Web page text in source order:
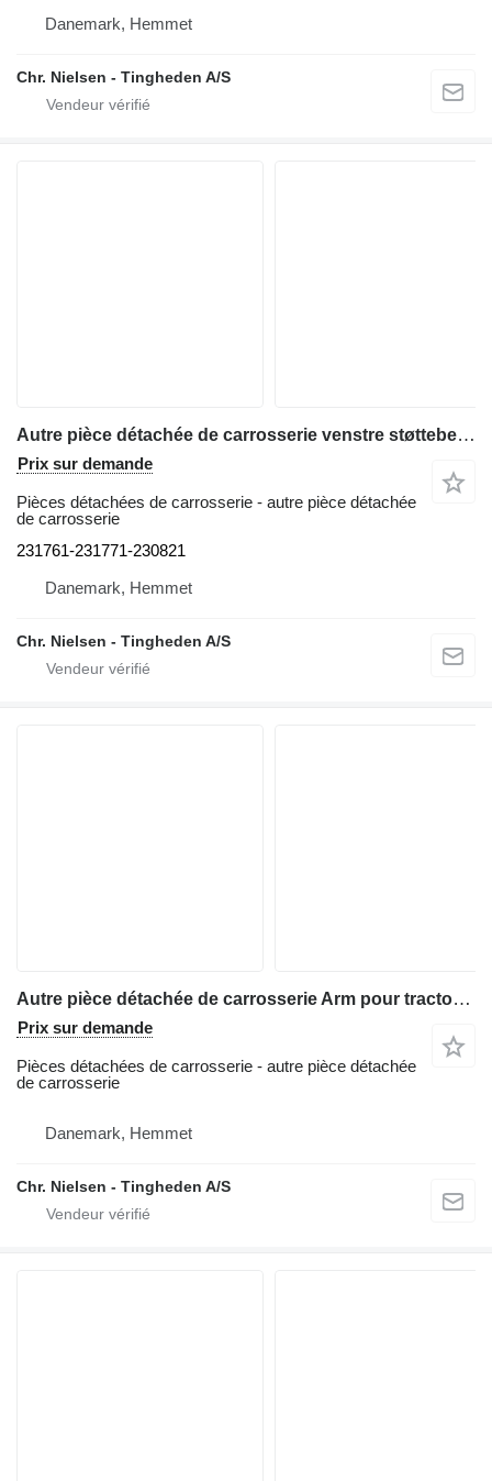
Danemark, Hemmet
Chr. Nielsen - Tingheden A/S
Autre pièce détachée de carrosserie venstre støtteben 231761-231771-230821 pour tractopelle Hydrema 806
Prix sur demande
Pièces détachées de carrosserie - autre pièce détachée
de carrosserie
231761-231771-230821
Danemark, Hemmet
Chr. Nielsen - Tingheden A/S
Autre pièce détachée de carrosserie Arm pour tractopelle Hydrema 805
Prix sur demande
Pièces détachées de carrosserie - autre pièce détachée
de carrosserie
Danemark, Hemmet
Chr. Nielsen - Tingheden A/S